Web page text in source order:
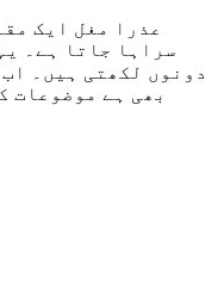
عذرا مغل ایک
سراہا جاتا ہے۔
بھی ہے موضوعات